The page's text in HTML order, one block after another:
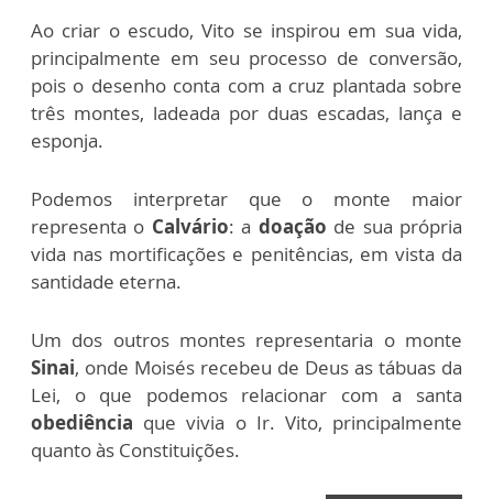
Ao criar o escudo, Vito se inspirou em sua vida,
principalmente em seu processo de conversão,
pois o desenho conta com a cruz plantada sobre
três montes, ladeada por duas escadas, lança e
esponja.
Podemos interpretar que o monte maior
representa o Calvário: a doação de sua própria
vida nas mortificações e penitências, em vista da
santidade eterna.
Um dos outros montes representaria o monte
Sinai, onde Moisés recebeu de Deus as tábuas da
Lei, o que podemos relacionar com a santa
obediência que vivia o Ir. Vito, principalmente
quanto às Constituições.